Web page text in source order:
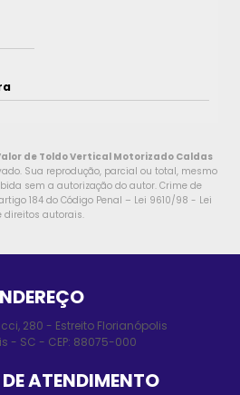
de Toldo Vertical Motorizado Caldas
Sua reprodução, parcial ou total, mesmo
sem a autorização do autor. Crime de
184 do Código Penal – Lei 9610/98 - Lei
direitos autorais.
280 - Estreito Florianópolis
- SC - CEP: 88075-000
ATENDIMENTO